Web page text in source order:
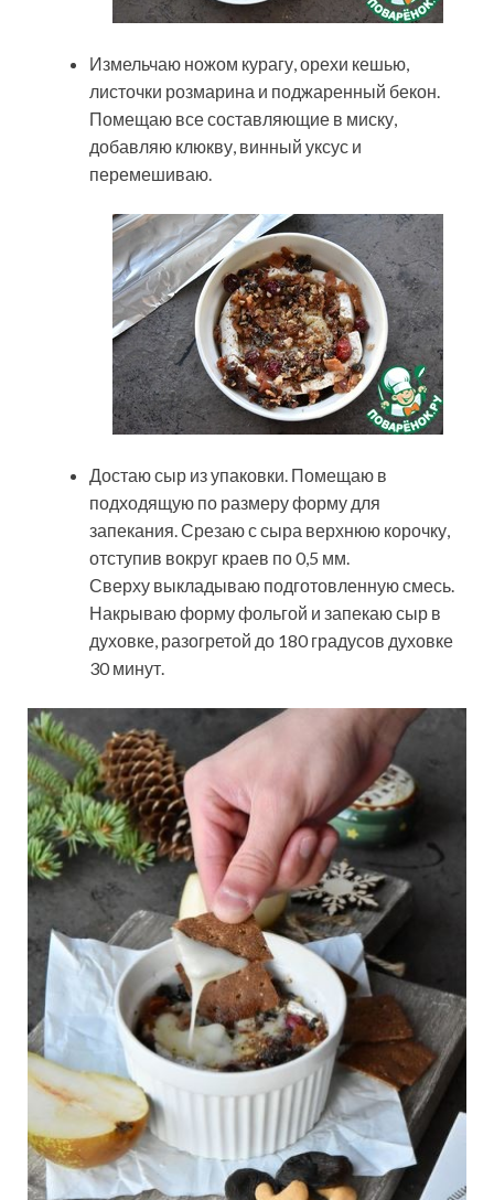
Измельчаю ножом курагу, орехи кешью,
листочки розмарина и поджаренный бекон.
Помещаю все составляющие в миску,
добавляю клюкву, винный уксус и
перемешиваю.
Достаю сыр из упаковки. Помещаю в
подходящую по размеру форму для
запекания. Срезаю с сыра верхнюю корочку,
отступив вокруг краев по 0,5 мм.
Сверху выкладываю подготовленную смесь.
Накрываю форму фольгой и запекаю сыр в
духовке, разогретой до 180 градусов духовке
30 минут.